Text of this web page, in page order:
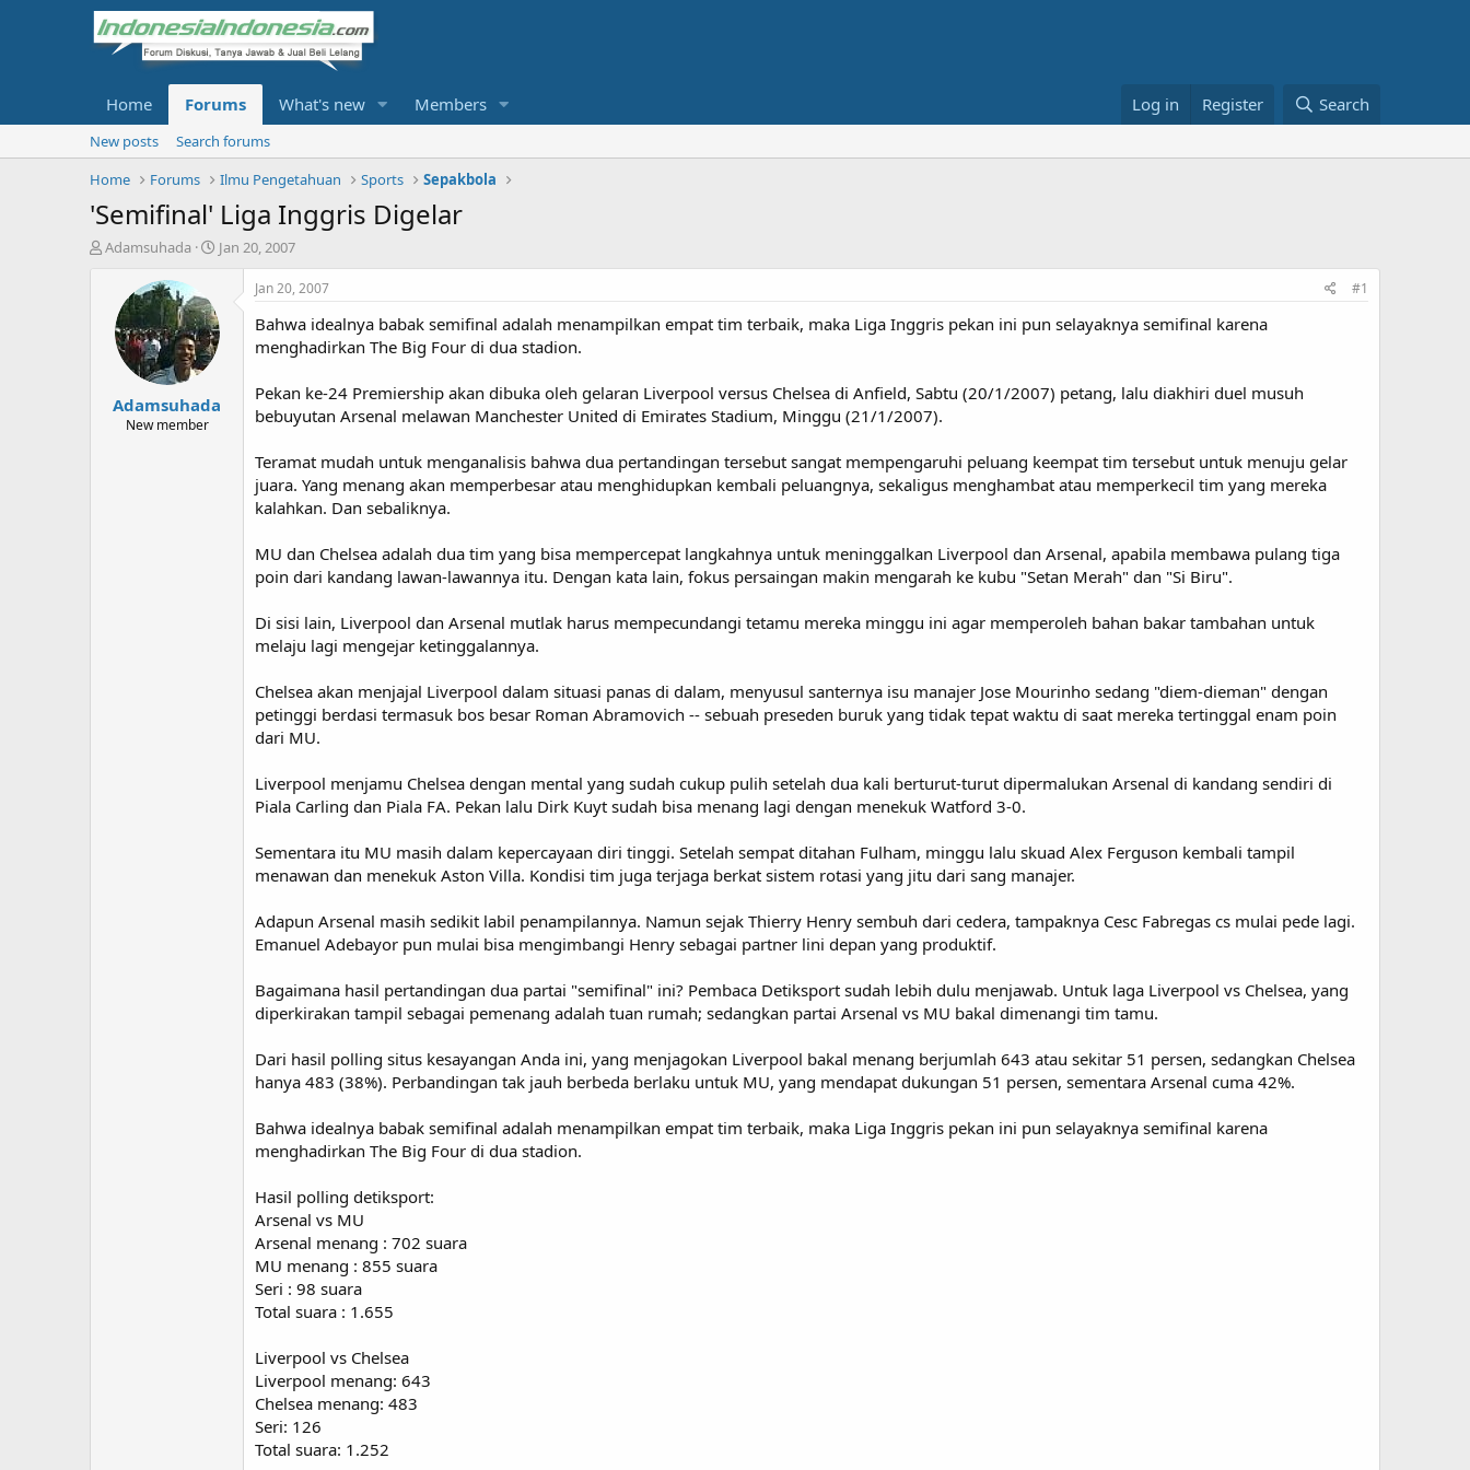
Home Forums What's new Members Log in Register Search
New posts
Search forums
Home
Forums Ilmu Pengetahuan Sports Sepakbola
'Semifinal' Liga Inggris Digelar
T
Adamsuhada
S
t
d
e
Jan 20, 2007
Adamsuhada
New member
Jan 20, 2007 #1
Bahwa idealnya babak semifinal adalah menampilkan empat tim terbaik, maka Liga Inggris pekan ini pun selayaknya semifinal karena
menghadirkan The Big Four di dua stadion.
Pekan ke-24 Premiership akan dibuka oleh gelaran Liverpool versus Chelsea di Anfield, Sabtu (20/1/2007) petang, lalu diakhiri duel musuh
bebuyutan Arsenal melawan Manchester United di Emirates Stadium, Minggu (21/1/2007).
Teramat mudah untuk menganalisis bahwa dua pertandingan tersebut sangat mempengaruhi peluang keempat tim tersebut untuk menuju gelar
juara. Yang menang akan memperbesar atau menghidupkan kembali peluangnya, sekaligus menghambat atau memperkecil tim yang mereka
kalahkan. Dan sebaliknya.
MU dan Chelsea adalah dua tim yang bisa mempercepat langkahnya untuk meninggalkan Liverpool dan Arsenal, apabila membawa pulang tiga
poin dari kandang lawan-lawannya itu. Dengan kata lain, fokus persaingan makin mengarah ke kubu "Setan Merah" dan "Si Biru".
Di sisi lain, Liverpool dan Arsenal mutlak harus mempecundangi tetamu mereka minggu ini agar memperoleh bahan bakar tambahan untuk
melaju lagi mengejar ketinggalannya.
Chelsea akan menjajal Liverpool dalam situasi panas di dalam, menyusul santernya isu manajer Jose Mourinho sedang "diem-dieman" dengan
petinggi berdasi termasuk bos besar Roman Abramovich -- sebuah preseden buruk yang tidak tepat waktu di saat mereka tertinggal enam poin
dari MU.
Liverpool menjamu Chelsea dengan mental yang sudah cukup pulih setelah dua kali berturut-turut dipermalukan Arsenal di kandang sendiri di
Piala Carling dan Piala FA. Pekan lalu Dirk Kuyt sudah bisa menang lagi dengan menekuk Watford 3-0.
Sementara itu MU masih dalam kepercayaan diri tinggi. Setelah sempat ditahan Fulham, minggu lalu skuad Alex Ferguson kembali tampil
menawan dan menekuk Aston Villa. Kondisi tim juga terjaga berkat sistem rotasi yang jitu dari sang manajer.
Adapun Arsenal masih sedikit labil penampilannya. Namun sejak Thierry Henry sembuh dari cedera, tampaknya Cesc Fabregas cs mulai pede lagi.
Emanuel Adebayor pun mulai bisa mengimbangi Henry sebagai partner lini depan yang produktif.
Bagaimana hasil pertandingan dua partai "semifinal" ini? Pembaca Detiksport sudah lebih dulu menjawab. Untuk laga Liverpool vs Chelsea, yang
diperkirakan tampil sebagai pemenang adalah tuan rumah; sedangkan partai Arsenal vs MU bakal dimenangi tim tamu.
Dari hasil polling situs kesayangan Anda ini, yang menjagokan Liverpool bakal menang berjumlah 643 atau sekitar 51 persen, sedangkan Chelsea
hanya 483 (38%). Perbandingan tak jauh berbeda berlaku untuk MU, yang mendapat dukungan 51 persen, sementara Arsenal cuma 42%.
Bahwa idealnya babak semifinal adalah menampilkan empat tim terbaik, maka Liga Inggris pekan ini pun selayaknya semifinal karena
menghadirkan The Big Four di dua stadion.
Hasil polling detiksport:
Arsenal vs MU
Arsenal menang : 702 suara
MU menang : 855 suara
Seri : 98 suara
Total suara : 1.655
Liverpool vs Chelsea
Liverpool menang: 643
Chelsea menang: 483
Seri: 126
Total suara: 1.252